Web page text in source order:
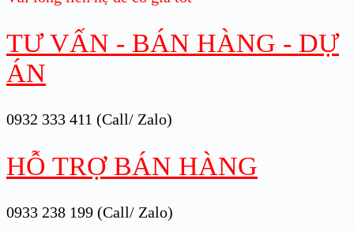
TƯ VẤN - BÁN HÀNG - DỰ
ÁN
0932 333 411 (Call/ Zalo)
HỖ TRỢ BÁN HÀNG
0933 238 199 (Call/ Zalo)